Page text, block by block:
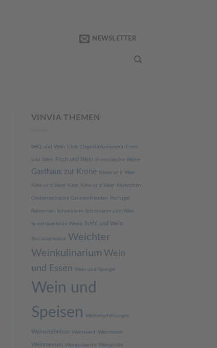
NEWSLETTER
VINVIA THEMEN
BBQ und Wein Chile Degustationsmenü Essen
und Wein Fisch und Wein Französische Weine
Gasthaus zur Krone Käese und Wein;
Käse und Wein Käse Käse und Wein Muenchen
Oesterreichische Gaumenfreuden Portugal
Rebsorten Schokolade Schokolade und Wein
Südafrikanische Weine Sushi und Wein
Terrassenweine Weichter
Weinkulinarium Wein
und Essen Wein und Spargel
Wein und
Speisen Weinempfehlungen
Weinerlebnisse Weinevent Weinmesse
Weinmessen Weinpräsente Weinprobe